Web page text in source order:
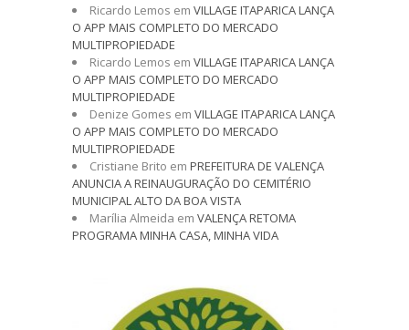
Ricardo Lemos em VILLAGE ITAPARICA LANÇA
O APP MAIS COMPLETO DO MERCADO
MULTIPROPIEDADE
Ricardo Lemos em VILLAGE ITAPARICA LANÇA
O APP MAIS COMPLETO DO MERCADO
MULTIPROPIEDADE
Denize Gomes em VILLAGE ITAPARICA LANÇA
O APP MAIS COMPLETO DO MERCADO
MULTIPROPIEDADE
Cristiane Brito em PREFEITURA DE VALENÇA
ANUNCIA A REINAUGURAÇÃO DO CEMITÉRIO
MUNICIPAL ALTO DA BOA VISTA
Marília Almeida em VALENÇA RETOMA
PROGRAMA MINHA CASA, MINHA VIDA